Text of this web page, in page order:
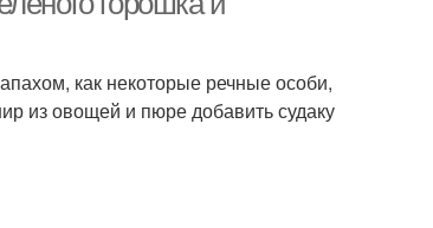
как некоторые речные особи,
из овощей и пюре добавить судаку